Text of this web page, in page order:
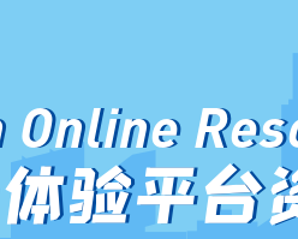
验平台